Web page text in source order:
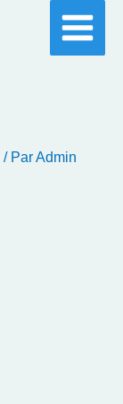
/ ParAdmin